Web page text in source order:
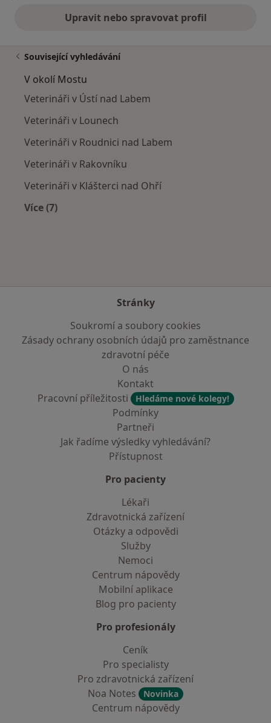
Upravit nebo spravovat profil
Související vyhledávání
V okolí Mostu
Veterináři v Ústí nad Labem
Veterináři v Lounech
Veterináři v Roudnici nad Labem
Veterináři v Rakovníku
Veterináři v Klášterci nad Ohří
Více (7)
Stránky
Soukromí a soubory cookies
Zásady ochrany osobních údajů pro zaměstnance
zdravotní péče
O nás
Kontakt
Pracovní příležitosti
Hledáme nové kolegy!
Podmínky
Partneři
Jak řadíme výsledky vyhledávání?
Přístupnost
Pro pacienty
Lékaři
Zdravotnická zařízení
Otázky a odpovědi
Služby
Nemoci
Centrum nápovědy
Mobilní aplikace
Blog pro pacienty
Pro profesionály
Ceník
Pro specialisty
Pro zdravotnická zařízení
Noa Notes
Novinka
Centrum nápovědy